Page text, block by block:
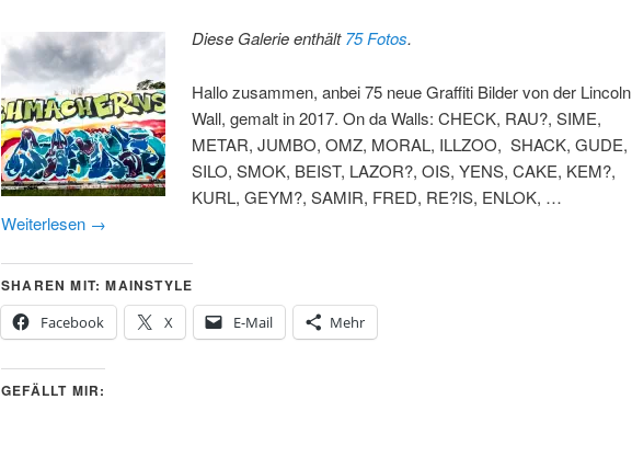
Diese Galerie enthält 75 Fotos.
Hallo zusammen, anbei 75 neue Graffiti Bilder von der Lincoln
Wall, gemalt in 2017. On da Walls: CHECK, RAU?, SIME,
METAR, JUMBO, OMZ, MORAL, ILLZOO, SHACK, GUDE,
SILO, SMOK, BEIST, LAZOR?, OIS, YENS, CAKE, KEM?,
KURL, GEYM?, SAMIR, FRED, RE?IS, ENLOK, …
Weiterlesen →
SHAREN MIT: MAINSTYLE
Facebook
X E-Mail Mehr
GEFÄLLT MIR: